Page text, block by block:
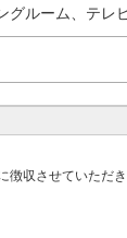
ルーム、テレ
収させていただき